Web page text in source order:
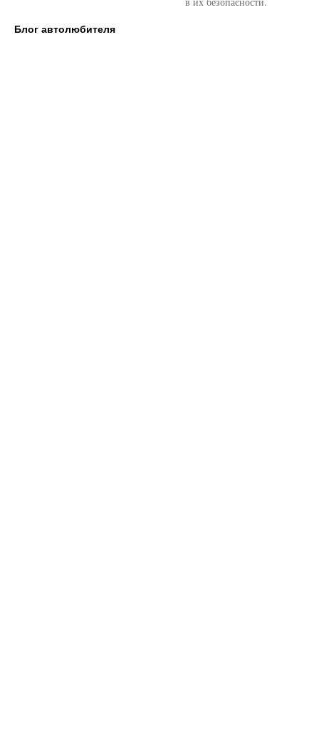
Блог автолюбителя